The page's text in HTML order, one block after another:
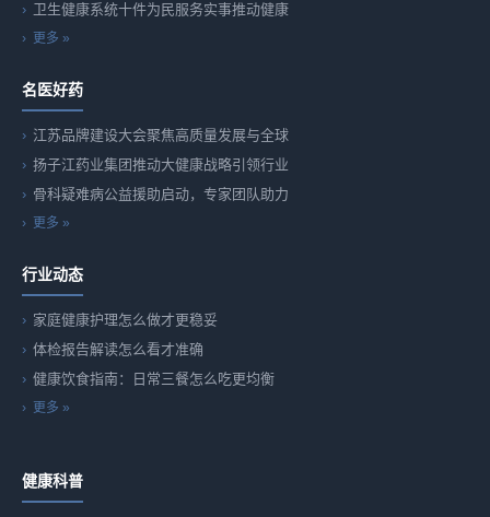
卫生健康系统十件为民服务实事推动健康
更多 »
名医好药
江苏品牌建设大会聚焦高质量发展与全球
扬子江药业集团推动大健康战略引领行业
骨科疑难病公益援助启动，专家团队助力
更多 »
行业动态
家庭健康护理怎么做才更稳妥
体检报告解读怎么看才准确
健康饮食指南：日常三餐怎么吃更均衡
更多 »
健康科普